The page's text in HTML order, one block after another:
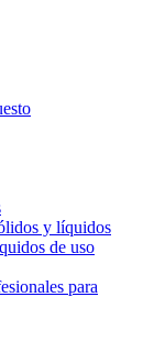
y líquidos
de uso
para